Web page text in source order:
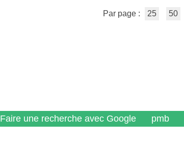
Par page : 25 50
Faire une recherche avec Google pmb